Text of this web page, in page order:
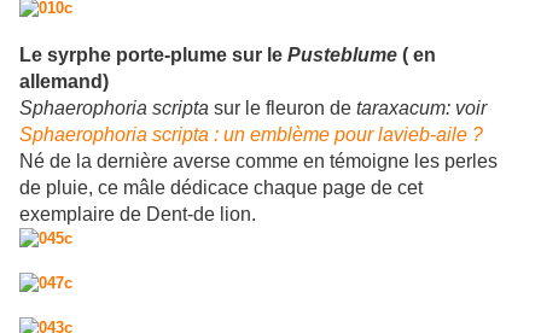
Le syrphe porte-plume sur le Pusteblume ( en
allemand)
Sphaerophoria scripta sur le fleuron de taraxacum: voir
Sphaerophoria scripta : un emblème pour lavieb-aile ?
Né de la dernière averse comme en témoigne les perles
de pluie, ce mâle dédicace chaque page de cet
exemplaire de Dent-de lion.